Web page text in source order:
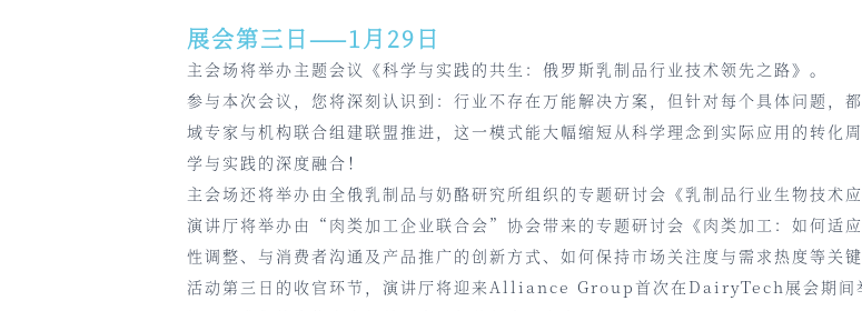
展会第三日——1月29日
主会场将举办主题会议《科学与实践的共生：俄罗斯乳制品行业技术领先之路》。
参与本次会议，您将深刻认识到：行业不存在万能解决方案，但针对每个具体问题，
域专家与机构联合组建联盟推进，这一模式能大幅缩短从科学理念到实际应用的转化
学与实践的深度融合！
主会场还将举办由全俄乳制品与奶酪研究所组织的专题研讨会《乳制品行业生物技术应
演讲厅将举办由“肉类加工企业联合会”协会带来的专题研讨会《肉类加工：如何适
性调整、与消费者沟通及产品推广的创新方式、如何保持市场关注度与需求热度等关键
活动第三日的收官环节，演讲厅将迎来Alliance Group首次在DairyTech展会期间